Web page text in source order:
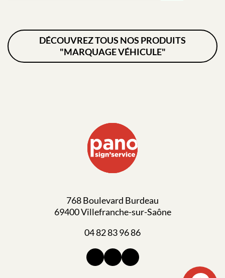
DÉCOUVREZ TOUS NOS PRODUITS
"MARQUAGE VÉHICULE"
768 Boulevard Burdeau
69400 Villefranche-sur-Saône
04 82 83 96 86